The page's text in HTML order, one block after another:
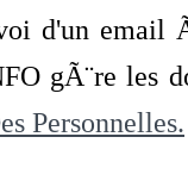
d'un
gÃ¨re les
Personnelles.